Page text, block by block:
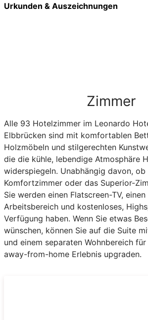
Urkunden & Auszeichnungen
Zimmer
Alle 93 Hotelzimmer im Leonardo
Elbbrücken sind mit komfortablen
Holzmöbeln und stilgerechten
die die kühle, lebendige Atmosphäre
widerspiegeln. Unabhängig davon,
Komfortzimmer oder das Superior-
Sie werden einen Flatscreen-TV,
Arbeitsbereich und kostenloses,
Verfügung haben. Wenn Sie etwas
wünschen, können Sie auf die Suite
und einem separaten Wohnbereich
away-from-home Erlebnis upgraden.